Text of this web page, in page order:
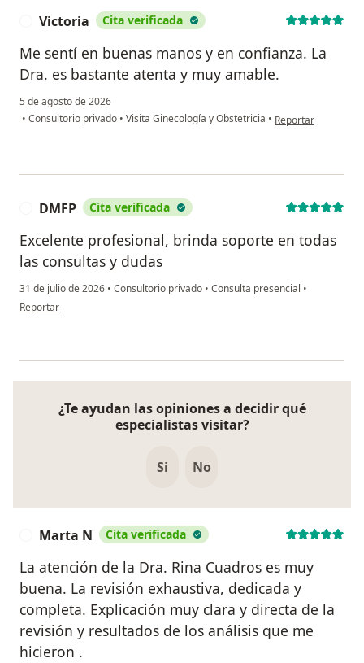
Victoria Cita verificada
Me sentí en buenas manos y en confianza. La
Dra. es bastante atenta y muy amable.
5 de agosto de 2026
• Consultorio privado • Visita Ginecología y Obstetricia • en opinión del
Reportar
DMFP Cita verificada
Excelente profesional, brinda soporte en todas
las consultas y dudas
31 de julio de 2026 • Consultorio privado • Consulta presencial •
en opinión del usuario DMFP
Reportar
¿Te ayudan las opiniones a decidir qué
especialistas visitar?
Si No
Marta N Cita verificada
La atención de la Dra. Rina Cuadros es muy
buena. La revisión exhaustiva, dedicada y
completa. Explicación muy clara y directa de la
revisión y resultados de los análisis que me
hicieron .